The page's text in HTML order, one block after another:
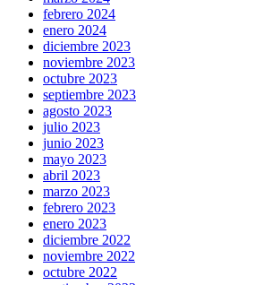
febrero 2024
enero 2024
diciembre 2023
noviembre 2023
octubre 2023
septiembre 2023
agosto 2023
julio 2023
junio 2023
mayo 2023
abril 2023
marzo 2023
febrero 2023
enero 2023
diciembre 2022
noviembre 2022
octubre 2022